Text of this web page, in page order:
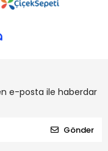
e-posta ile haberdar
Gönder